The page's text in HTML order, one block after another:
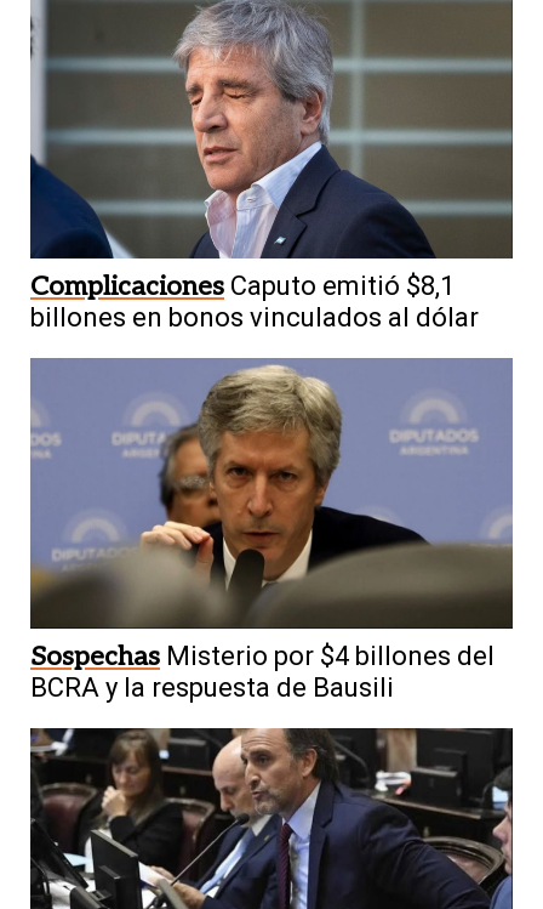
Complicaciones Caputo emitió $8,1
billones en bonos vinculados al dólar
Sospechas Misterio por $4 billones del
BCRA y la respuesta de Bausili